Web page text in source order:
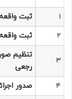
۱ ثبت
۲
ثبت
۳
تنظیم
رجعی
۴ صدور